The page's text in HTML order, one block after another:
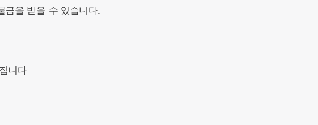
금을 받을 수 있습니다.
니다.